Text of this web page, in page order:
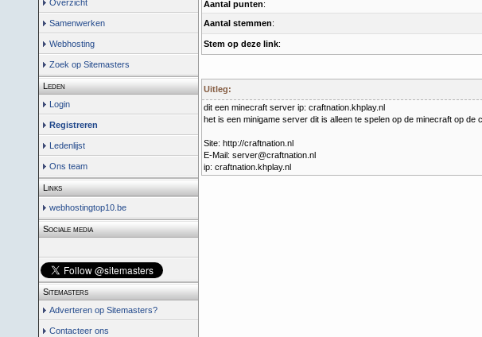
Overzicht
Samenwerken
Webhosting
Zoek op Sitemasters
Leden
Login
Registreren
Ledenlijst
Ons team
Links
webhostingtop10.be
Sociale media
Sitemasters
Adverteren op Sitemasters?
Contacteer ons
Aantal punten:
Aantal stemmen:
Stem op deze link:
Uitleg:
dit een minecraft server ip: craftnation.khplay.nl
het is een minigame server dit is alleen te spelen op de minecraft op
Site: http://craftnation.nl
E-Mail: server@craftnation.nl
ip: craftnation.khplay.nl